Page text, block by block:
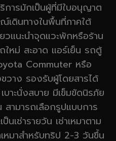
ารมักเป็นผู้ที่มีใบอนุญาต
เดินทางในพื้นที่ภาคใต้
วแนะนำจุดแวะพักหรือร้าน
หม่ สะอาด แอร์เย็น รถตู้
Commuter หรือ
วาง รองรับผู้โดยสารได้
าะนั่งสบาย มีเข็มขัดนิรภัย
ามารถเลือกรูปแบบการ
นเช่ารายวัน เช่าเหมาตาม
เหมาสำหรับทริป 2-3 วันขึ้น